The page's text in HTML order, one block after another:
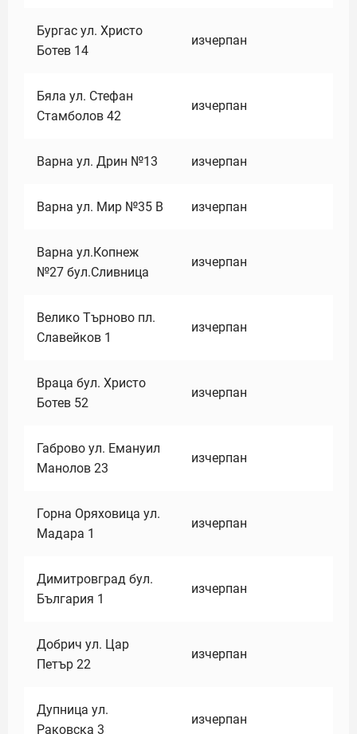
Бургас ул. Христо
Ботев 14
изчерпан
Бяла ул. Стефан
Стамболов 42
изчерпан
Варна ул. Дрин №13 изчерпан
Варна ул. Мир №35 В изчерпан
Варна ул.Копнеж
№27 бул.Сливница
изчерпан
Велико Търново пл.
Славейков 1
изчерпан
Враца бул. Христо
Ботев 52
изчерпан
Габрово ул. Емануил
Манолов 23
изчерпан
Горна Оряховица ул.
Мадара 1
изчерпан
Димитровград бул.
България 1
изчерпан
Добрич ул. Цар
Петър 22
изчерпан
Дупница ул.
Раковска 3
изчерпан